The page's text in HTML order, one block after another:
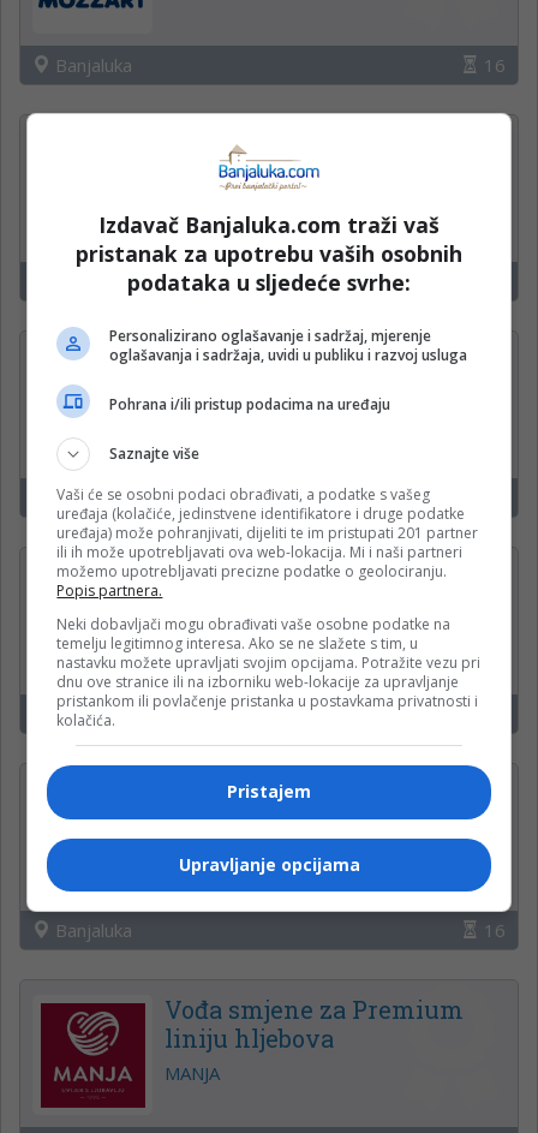
Banjaluka 16
Kuvar u restoranu (M/Ž)
Restoran Stara Gradina
Zeleni Vir
Tehnički crtač
Nativ Infratek
Banjaluka
Trgovac
Market Food Outlet Globus
Banjaluka
Radnik u proizvodnji za
Premium liniju hljebova
MANJA
Banjaluka 16
Vođa smjene za Premium
liniju hljebova
MANJA
Izdavač Banjaluka.com traži vaš
pristanak za upotrebu vaših osobnih
podataka u sljedeće svrhe:
Personalizirano oglašavanje i sadržaj, mjerenje
oglašavanja i sadržaja, uvidi u publiku i razvoj usluga
Pohrana i/ili pristup podacima na uređaju
Saznajte više
Vaši će se osobni podaci obrađivati, a podatke s vašeg
uređaja (kolačiće, jedinstvene identifikatore i druge podatke
uređaja) može pohranjivati, dijeliti te im pristupati 201 partner
ili ih može upotrebljavati ova web-lokacija. Mi i naši partneri
možemo upotrebljavati precizne podatke o geolociranju.
Popis partnera.
Neki dobavljači mogu obrađivati vaše osobne podatke na
temelju legitimnog interesa. Ako se ne slažete s tim, u
nastavku možete upravljati svojim opcijama. Potražite vezu pri
dnu ove stranice ili na izborniku web-lokacije za upravljanje
pristankom ili povlačenje pristanka u postavkama privatnosti i
kolačića.
Pristajem
Upravljanje opcijama